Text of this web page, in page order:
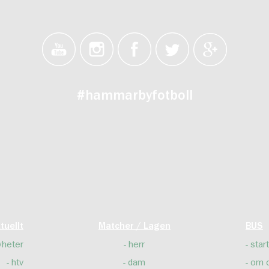
#hammarbyfotboll
htv
Matcher / Lagen
herr
dam
BUS
start
om